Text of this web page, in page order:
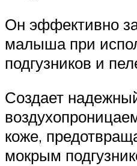
Он эффективно
малыша при
подгузников и
Создает
коже,
мокрым